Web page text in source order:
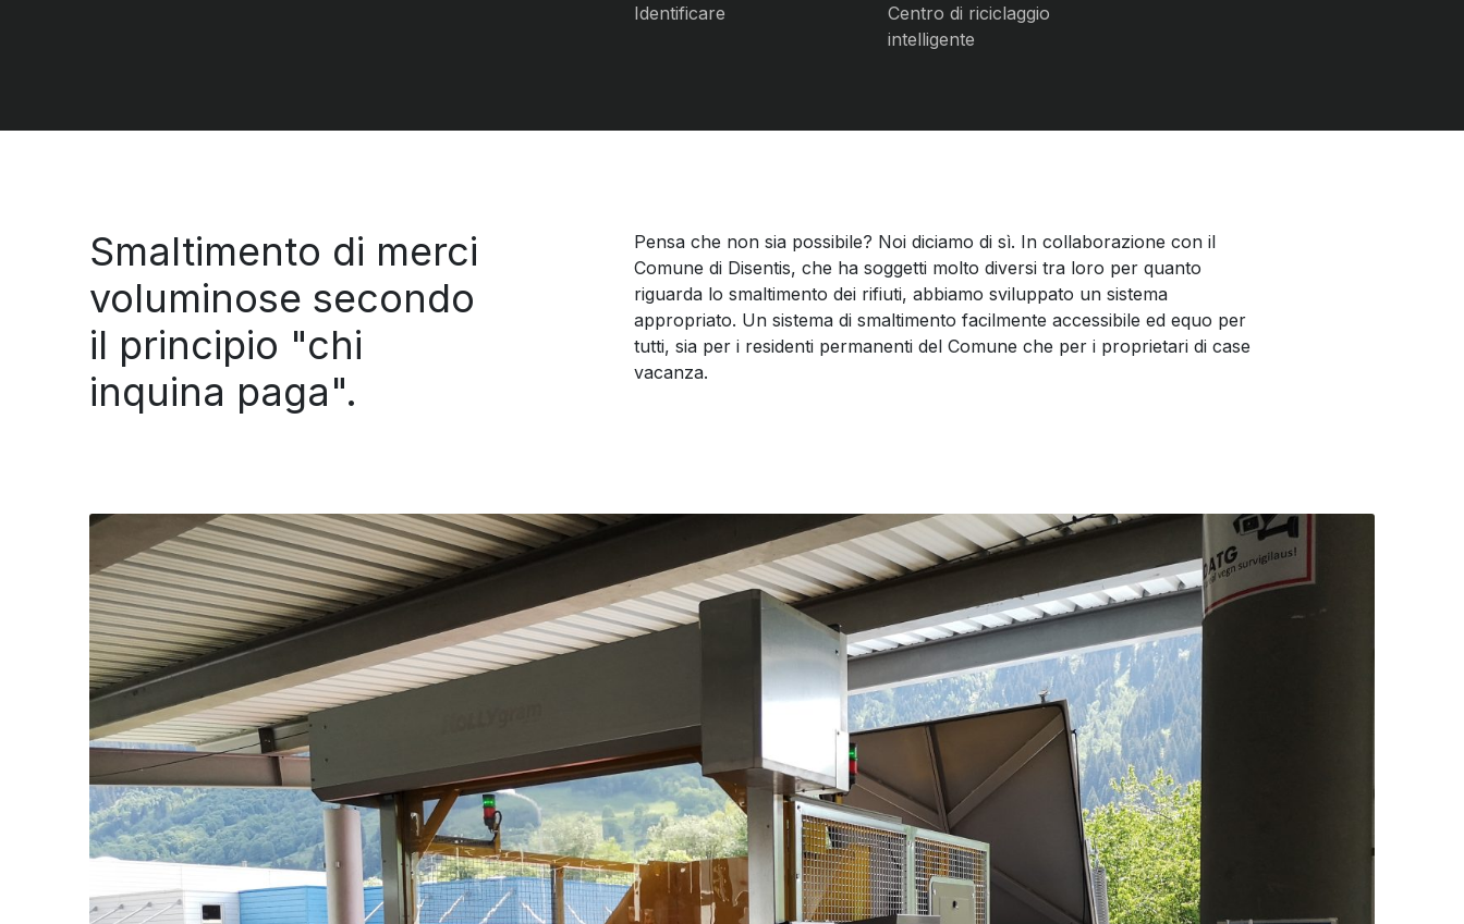
Identificare
Centro di riciclaggio
intelligente
Smaltimento di merci
voluminose secondo
il principio "chi
inquina paga".
Pensa che non sia possibile? Noi diciamo di sì. In collaborazione con il
Comune di Disentis, che ha soggetti molto diversi tra loro per quanto
riguarda lo smaltimento dei rifiuti, abbiamo sviluppato un sistema
appropriato. Un sistema di smaltimento facilmente accessibile ed equo per
tutti, sia per i residenti permanenti del Comune che per i proprietari di case
vacanza.